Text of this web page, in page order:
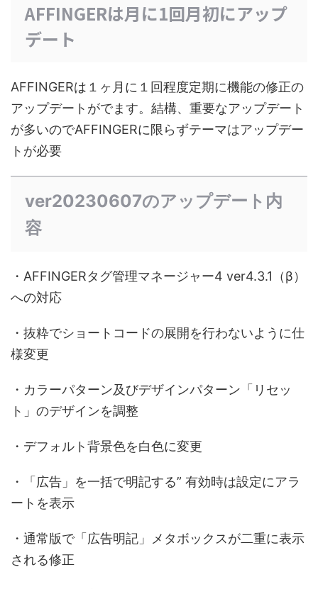
AFFINGERは月に1回月初にアップ
デート
AFFINGERは１ヶ月に１回程度定期に機能の修正の
アップデートがでます。結構、重要なアップデート
が多いのでAFFINGERに限らずテーマはアップデー
トが必要
ver20230607のアップデート内
容
・AFFINGERタグ管理マネージャー4 ver4.3.1（β）
への対応
・抜粋でショートコードの展開を行わないように仕
様変更
・カラーパターン及びデザインパターン「リセッ
ト」のデザインを調整
・デフォルト背景色を白色に変更
・「広告」を一括で明記する” 有効時は設定にアラ
ートを表示
・通常版で「広告明記」メタボックスが二重に表示
される修正